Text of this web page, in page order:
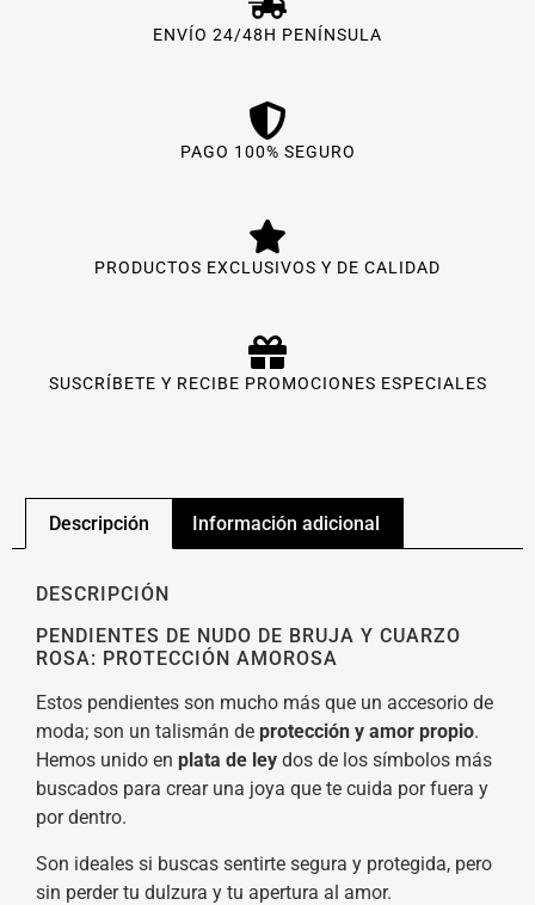
ENVÍO 24/48H PENÍNSULA
PAGO 100% SEGURO
PRODUCTOS EXCLUSIVOS Y DE CALIDAD
SUSCRÍBETE Y RECIBE PROMOCIONES ESPECIALES
Descripción Información adicional
DESCRIPCIÓN
PENDIENTES DE NUDO DE BRUJA Y CUARZO
ROSA: PROTECCIÓN AMOROSA
Estos pendientes son mucho más que un accesorio de
moda; son un talismán de protección y amor propio.
Hemos unido en plata de ley dos de los símbolos más
buscados para crear una joya que te cuida por fuera y
por dentro.
Son ideales si buscas sentirte segura y protegida, pero
sin perder tu dulzura y tu apertura al amor.